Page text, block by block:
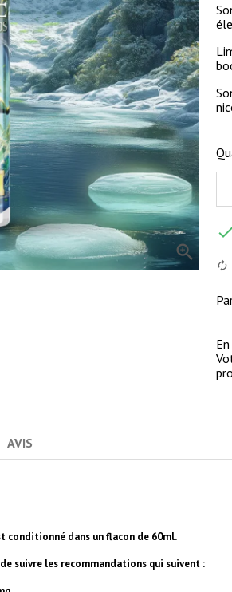


AVIS
conditionné dans un flacon de 60ml.
suivre les recommandations qui suivent :